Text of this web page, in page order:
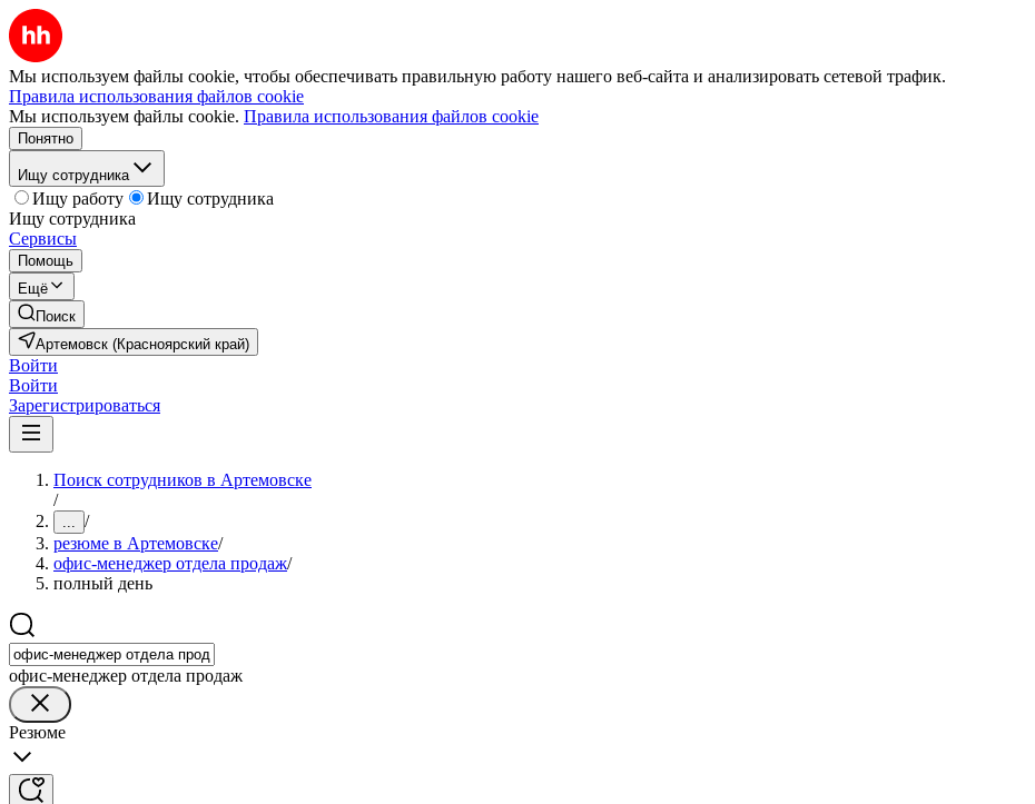
Мы используем файлы cookie, чтобы обеспечивать правильную работу нашего веб-сайта и анализировать сетевой трафик.
Правила использования файлов cookie
Мы используем файлы cookie. Правила использования файлов cookie
Понятно
Ищу сотрудника
Ищу работу
Ищу сотрудника
Ищу сотрудника
Сервисы
Помощь
Ещё
Поиск
Артемовск (Красноярский край)
Войти
Войти
Зарегистрироваться
Поиск сотрудников в Артемовске
/
... /
резюме в Артемовске/
офис-менеджер отдела продаж/
полный день
офис-менеджер отдела продаж
Резюме